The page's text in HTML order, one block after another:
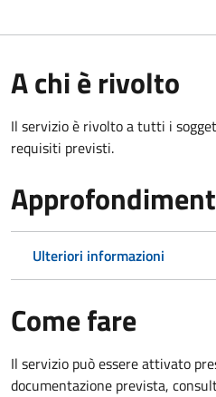
A chi è rivolto
Il servizio è rivolto a tutti i
requisiti previsti.
Ulteriori informazioni
Come fare
Il servizio può essere attivato
documentazione prevista,